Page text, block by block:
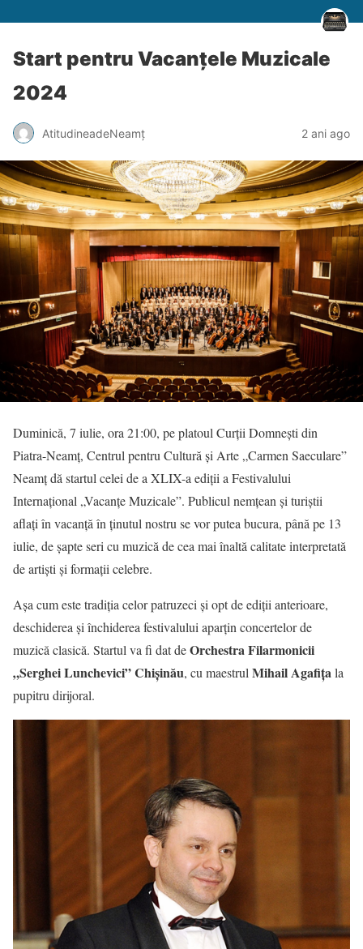
Start pentru Vacanțele Muzicale
2024
AtitudineadeNeamț 2 ani ago
Duminică, 7 iulie, ora 21:00, pe platoul Curții Domnești din
Piatra-Neamț, Centrul pentru Cultură și Arte „Carmen Saeculare”
Neamț dă startul celei de a XLIX-a ediții a Festivalului
Internațional „Vacanțe Muzicale”. Publicul nemțean și turiștii
aflați în vacanță în ținutul nostru se vor putea bucura, până pe 13
iulie, de șapte seri cu muzică de cea mai înaltă calitate interpretată
de artiști și formații celebre.
Așa cum este tradiția celor patruzeci și opt de ediții anterioare,
deschiderea și închiderea festivalului aparțin concertelor de
muzică clasică. Startul va fi dat deOrchestra Filarmonicii
„Serghei Lunchevici” Chişinău, cu maestrul Mihail Agafiţala
pupitru dirijoral.